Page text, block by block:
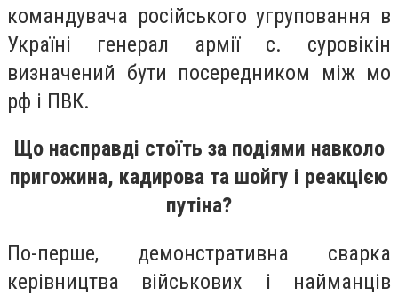
командувача російського угруповання в
Україні генерал армії с. суровікін
визначений бути посередником між мо
рф і ПВК.
Що насправді стоїть за подіями навколо
пригожина, кадирова та шойгу і реакцією
путіна?
По-перше, демонстративна сварка
керівництва військових і найманців